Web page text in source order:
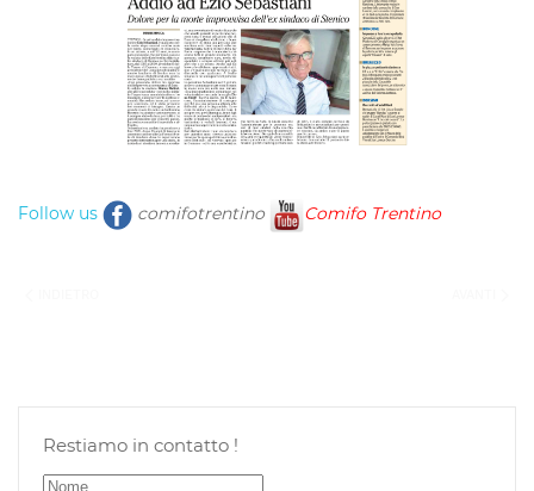
Follow us comifotrentino Comifo Trentino
Restiamo in contatto !